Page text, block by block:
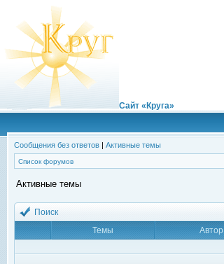
Сайт «Круга»
Сообщения без ответов | Активные темы
Список форумов
Активные темы
Поиск
Темы
Автор